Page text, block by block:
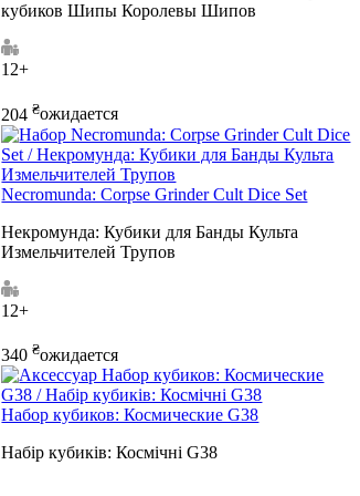
кубиков Шипы Королевы Шипов
12+
204₴ожидается
Necromunda: Corpse Grinder Cult Dice Set
Некромунда: Кубики для Банды Культа
Измельчителей Трупов
12+
340₴ожидается
Набор кубиков: Космические G38
Набір кубиків: Космічні G38